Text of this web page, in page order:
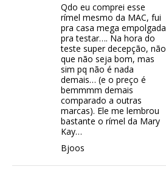
Qdo eu comprei esse
rímel mesmo da MAC, fui
pra casa mega empolgada
pra testar…. Na hora do
teste super decepção, não
que não seja bom, mas
sim pq não é nada
demais… (e o preço é
bemmmm demais
comparado a outras
marcas). Ele me lembrou
bastante o rímel da Mary
Kay…
Bjoos